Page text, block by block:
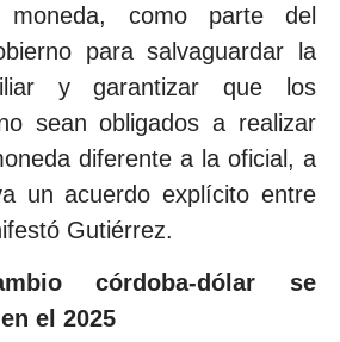
moneda, como parte del
para salvaguardar la
y garantizar que los
sean obligados a realizar
diferente a la oficial, a
un acuerdo explícito entre
Gutiérrez.
córdoba-dólar se
el 2025